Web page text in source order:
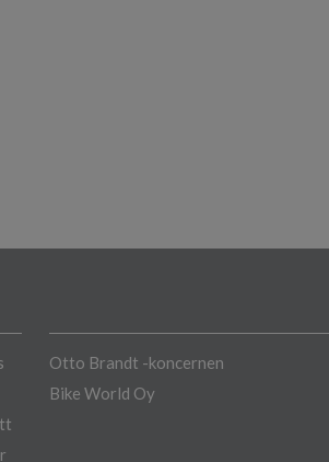
Otto Brandt -koncernen
Bike World Oy